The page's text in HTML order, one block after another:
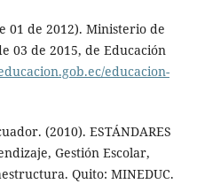
01 de 2012). Ministerio de
03 de 2015, de Educación
educacion-
(2010). ESTÁNDARES
Gestión Escolar,
Quito: MINEDUC.